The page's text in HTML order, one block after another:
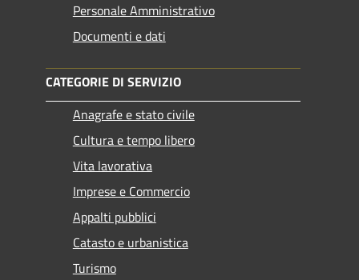
Personale Amministrativo
Documenti e dati
CATEGORIE DI SERVIZIO
Anagrafe e stato civile
Cultura e tempo libero
Vita lavorativa
Imprese e Commercio
Appalti pubblici
Catasto e urbanistica
Turismo